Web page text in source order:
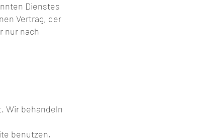
Dienstes
Vertrag, der
nur nach
Wir behandeln
benutzen,